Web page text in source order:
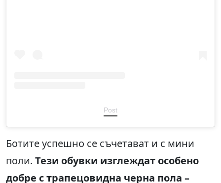
Post
Ботите успешно се съчетават и с мини
поли. Тези обувки изглеждат особено
добре с трапецовидна черна пола –